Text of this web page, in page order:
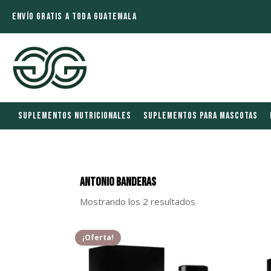
ENVÍO GRATIS A TODA GUATEMALA
SUPLEMENTOS NUTRICIONALES SUPLEMENTOS PARA MASCOTAS
Antonio Banderas
Mostrando los 2 resultados
¡Oferta!